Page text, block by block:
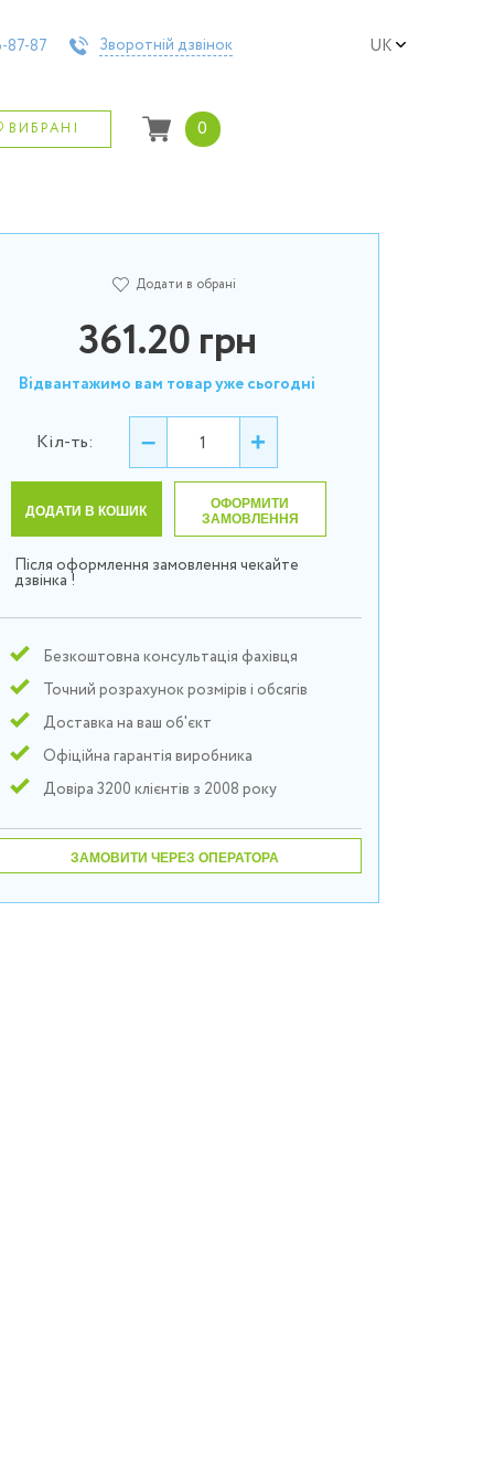
87-87 Зворотній дзвінок UK
ВИБРАНІ 0
Додати в обрані
361.20грн
Відвантажимо вам товар уже сьогодні
Кіл-ть: – +
ДОДАТИ В КОШИК
ОФОРМИТИ
ЗАМОВЛЕННЯ
Після оформлення замовлення чекайте
дзвінка !
Безкоштовна консультація фахівця
Точний розрахунок розмірів і обсягів
Доставка на ваш об'єкт
Офіційна гарантія виробника
Довіра 3200 клієнтів з 2008 року
ЗАМОВИТИ ЧЕРЕЗ ОПЕРАТОРА